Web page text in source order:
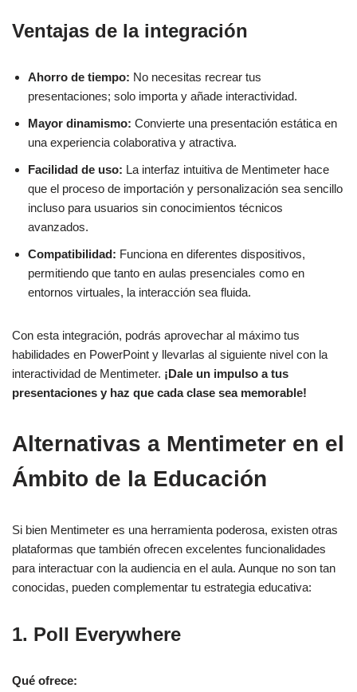
Ventajas de la integración
Ahorro de tiempo: No necesitas recrear tus
presentaciones; solo importa y añade interactividad.
Mayor dinamismo: Convierte una presentación estática en
una experiencia colaborativa y atractiva.
Facilidad de uso: La interfaz intuitiva de Mentimeter hace
que el proceso de importación y personalización sea sencillo
incluso para usuarios sin conocimientos técnicos
avanzados.
Compatibilidad: Funciona en diferentes dispositivos,
permitiendo que tanto en aulas presenciales como en
entornos virtuales, la interacción sea fluida.
Con esta integración, podrás aprovechar al máximo tus
habilidades en PowerPoint y llevarlas al siguiente nivel con la
interactividad de Mentimeter. ¡Dale un impulso a tus
presentaciones y haz que cada clase sea memorable!
Alternativas a Mentimeter en el
Ámbito de la Educación
Si bien Mentimeter es una herramienta poderosa, existen otras
plataformas que también ofrecen excelentes funcionalidades
para interactuar con la audiencia en el aula. Aunque no son tan
conocidas, pueden complementar tu estrategia educativa:
1. Poll Everywhere
Qué ofrece: